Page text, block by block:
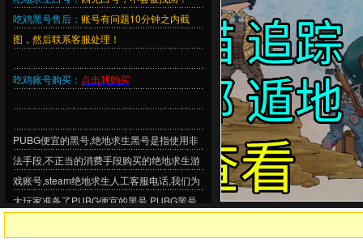
吃鸡黑号售后： 账号有问题10分钟之内截
图，然后联系客服处理！
吃鸡账号购买： 点击我购买
PUBG便宜的黑号,绝地求生黑号是指使用非
法手段,不正当的消费手段购买的绝地求生游
戏账号,steam绝地求生人工客服电话,我们为
大玩家准备了PUBG便宜的黑号,PUBG黑号